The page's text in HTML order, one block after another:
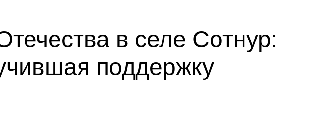
в селе Сотнур:
поддержку